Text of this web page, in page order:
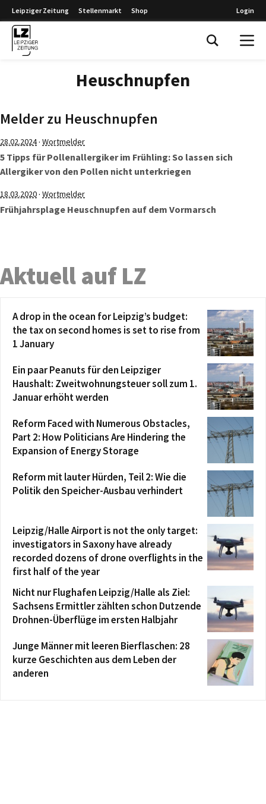
Leipziger Zeitung Stellenmarkt Shop Login
Heuschnupfen
Melder zu Heuschnupfen
28.02.2024· Wortmelder
5 Tipps für Pollenallergiker im Frühling: So lassen sich
Allergiker von den Pollen nicht unterkriegen
18.03.2020· Wortmelder
Frühjahrsplage Heuschnupfen auf dem Vormarsch
Aktuell auf LZ
A drop in the ocean for Leipzig’s budget:
the tax on second homes is set to rise from
1 January
Ein paar Peanuts für den Leipziger
Haushalt: Zweitwohnungsteuer soll zum 1.
Januar erhöht werden
Reform Faced with Numerous Obstacles,
Part 2: How Politicians Are Hindering the
Expansion of Energy Storage
Reform mit lauter Hürden, Teil 2: Wie die
Politik den Speicher-Ausbau verhindert
Leipzig/Halle Airport is not the only target:
investigators in Saxony have already
recorded dozens of drone overflights in the
first half of the year
Nicht nur Flughafen Leipzig/Halle als Ziel:
Sachsens Ermittler zählten schon Dutzende
Drohnen-Überflüge im ersten Halbjahr
Junge Männer mit leeren Bierflaschen: 28
kurze Geschichten aus dem Leben der
anderen